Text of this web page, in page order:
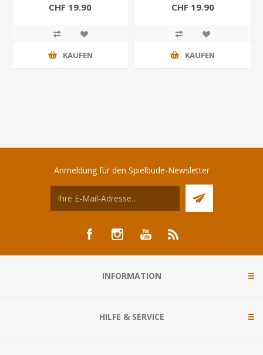
CHF 19.90
KAUFEN
CHF 19.90
KAUFEN
Anmeldung für den Spielbude-Newsletter
INFORMATION
HILFE & SERVICE